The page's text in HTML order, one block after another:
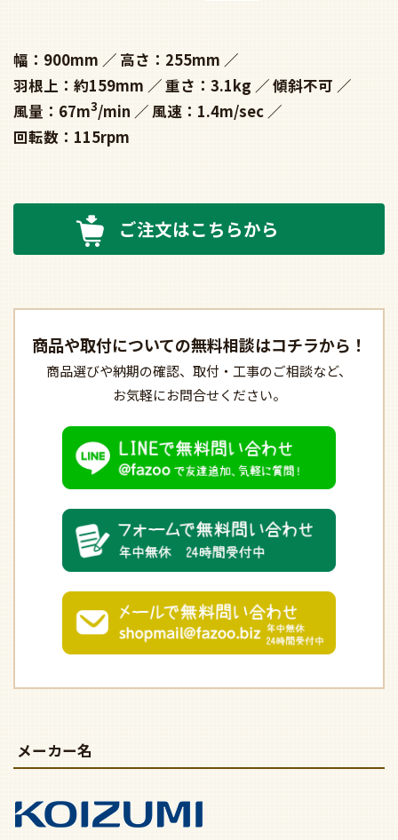
幅：900mm
高さ：255mm
羽根上：約159mm
重さ：3.1kg
傾斜不可
風量：67m3/min
風速：1.4m/sec
回転数：115rpm
ご注文はこちらから
商品や取付についての無料相談はコチラから！
商品選びや納期の確認、 取付・工事のご相談など、
お気軽にお問合せください。
メーカー名